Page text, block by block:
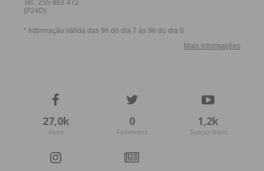
27,0k
Fans
0
Followers
1,2k
Subscribers